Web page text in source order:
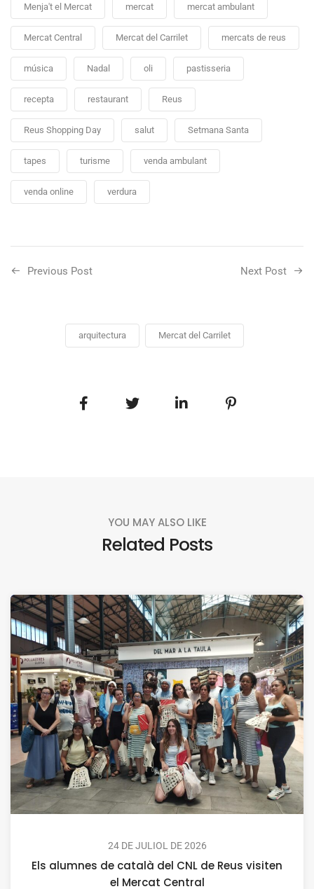
Menja't el Mercat mercat mercat ambulant
Mercat Central Mercat del Carrilet mercats de reus
música Nadal oli pastisseria
recepta restaurant Reus
Reus Shopping Day salut Setmana Santa
tapes turisme venda ambulant
venda online verdura
Previous Post Next Post
arquitectura Mercat del Carrilet
YOU MAY ALSO LIKE
Related Posts
24 DE JULIOL DE 2026
Els alumnes de català del CNL de Reus visiten
el Mercat Central